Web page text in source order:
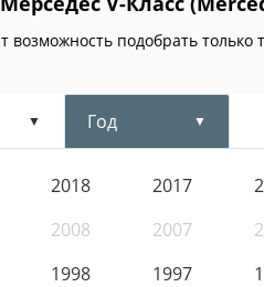
возможность подобрать
Год
2018 2017
2008 2007
1998 1997